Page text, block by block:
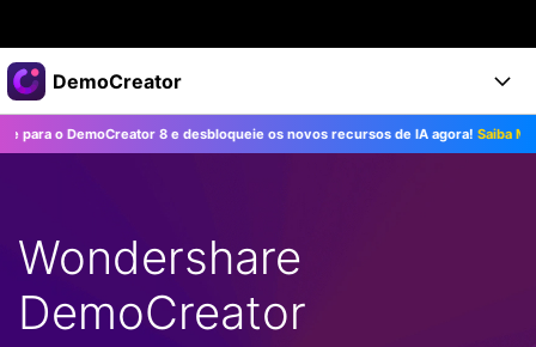
Produtos em destaque
Criatividade digital com IA generativa
Utilitários
Negócios
Sala de imprensa
Loja
DemoCreator
Produtos
Recursos
Todos os recursos >
Recursos de IA
Dicas de IA
Soluções
DemoCreator para
Central de Ajuda
o DemoCreator 8 e desbloqueie os novos recursos de IA agora!Saiba Mais>>
Wondershare
DemoCreator